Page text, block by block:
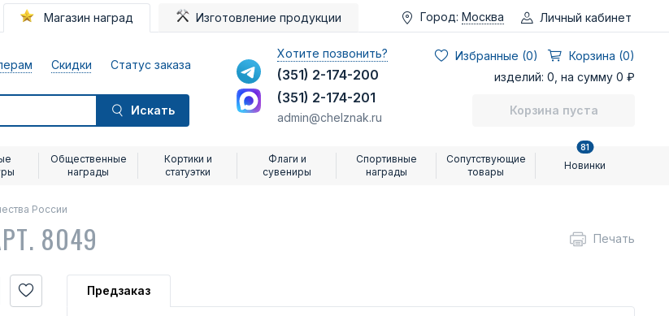
Магазин наград Изготовление продукции Город: Москва Личный кабинет
Скидки Статус заказа
Искать
Хотите позвонить?
(351) 2-174-200
(351) 2-174-201
admin@chelznak.ru
Избранные (0)
Корзина (0)
изделий: 0, на сумму 0 ₽
Корзина пуста
Общественные
награды
Кортики и
статуэтки
Флаги и
сувениры
Спортивные
награды
Сопутствующие
товары
Новинки
81
России
8049 Печать
Предзаказ